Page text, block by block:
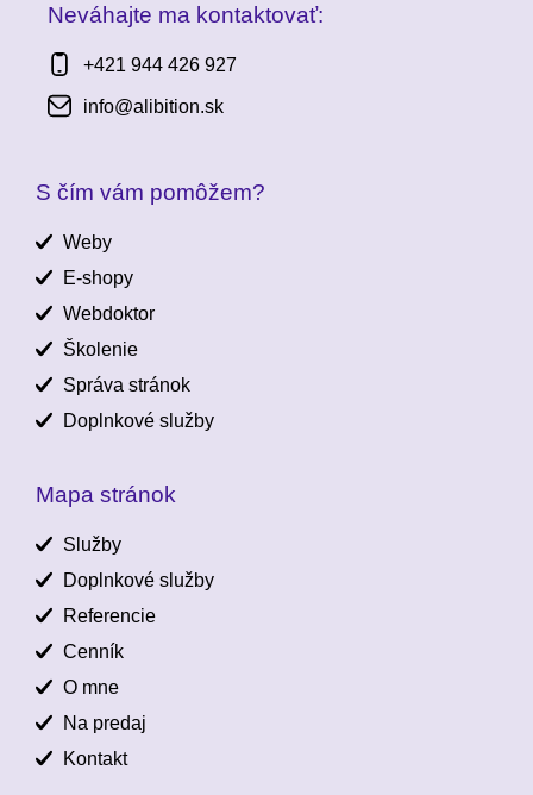
Neváhajte ma kontaktovať:
+421 944 426 927
info@alibition.sk
S čím vám pomôžem?
Weby
E-shopy
Webdoktor
Školenie
Správa stránok
Doplnkové služby
Mapa stránok
Služby
Doplnkové služby
Referencie
Cenník
O mne
Na predaj
Kontakt